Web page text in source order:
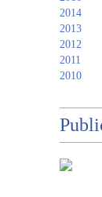
2014
2013
2012
2011
2010